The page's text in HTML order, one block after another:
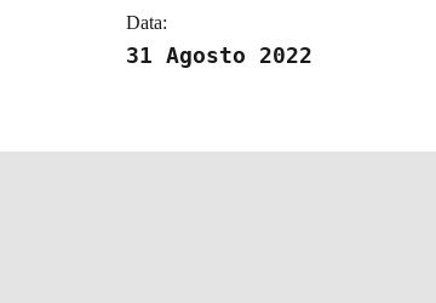
Data:
31 Agosto 2022